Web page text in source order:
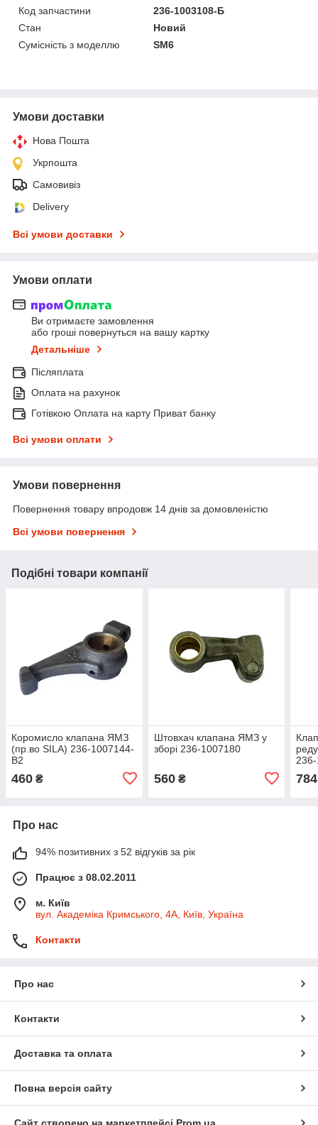
Код запчастини
236-1003108-Б
Стан
Новий
Сумісність з моделлю
SM6
Умови доставки
Нова Пошта
Укрпошта
Самовивіз
Delivery
Всі умови доставки
Умови оплати
Ви отримаєте замовлення
або гроші повернуться на вашу картку
Детальніше
Післяплата
Оплата на рахунок
Готівкою Оплата на карту Приват банку
Всі умови оплати
Умови повернення
Повернення товару впродовж 14 днів за домовленістю
Всі умови повернення
Подібні товари компанії
Коромисло клапана ЯМЗ
(пр.во SILA) 236-1007144-
В2
460 ₴
Штовхач клапана ЯМЗ у
зборі 236-1007180
560₴ 784
Про нас
94% позитивних з 52 відгуків за рік
Працює з 08.02.2011
м. Київ
вул. Академіка Кримського, 4А, Київ, Україна
Контакти
Про нас
Контакти
Доставка та оплата
Повна версія сайту